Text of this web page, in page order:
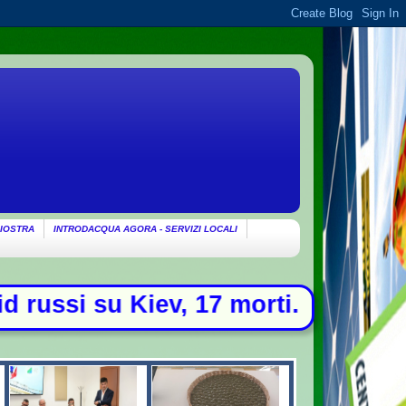
INTRODACQUA AGORA - SERVIZI LOCALI
Drone con